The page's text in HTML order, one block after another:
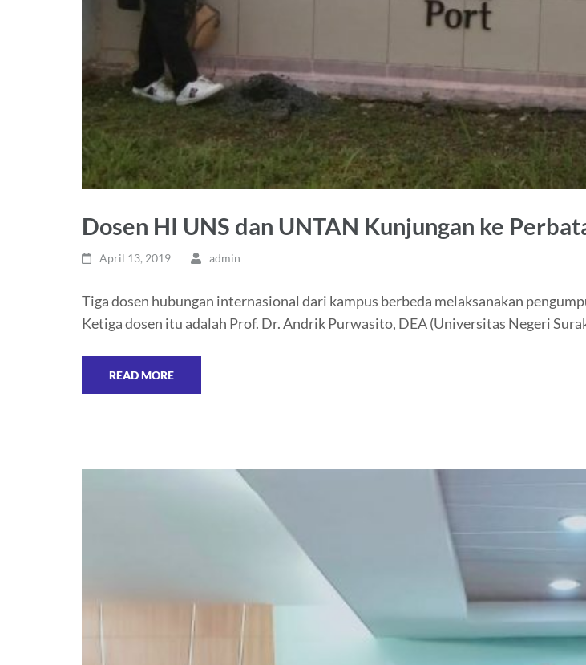
Dosen HI UNS dan UNTAN Kunjungan ke
April 13, 2019 admin
Tiga dosen hubungan internasional dari kampus berbeda melaksanakan
Ketiga dosen itu adalah Prof. Dr. Andrik Purwasito, DEA (Universitas Negeri
READ MORE